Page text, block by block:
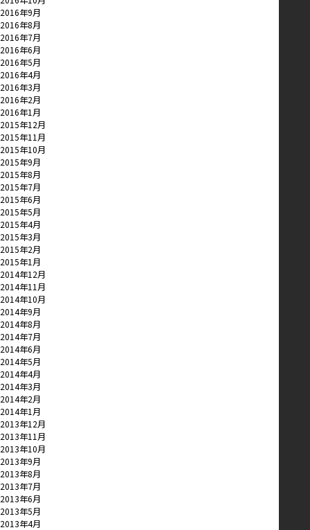
2016年9月
2016年8月
2016年7月
2016年6月
2016年5月
2016年4月
2016年3月
2016年2月
2016年1月
2015年12月
2015年11月
2015年10月
2015年9月
2015年8月
2015年7月
2015年6月
2015年5月
2015年4月
2015年3月
2015年2月
2015年1月
2014年12月
2014年11月
2014年10月
2014年9月
2014年8月
2014年7月
2014年6月
2014年5月
2014年4月
2014年3月
2014年2月
2014年1月
2013年12月
2013年11月
2013年10月
2013年9月
2013年8月
2013年7月
2013年6月
2013年5月
2013年4月